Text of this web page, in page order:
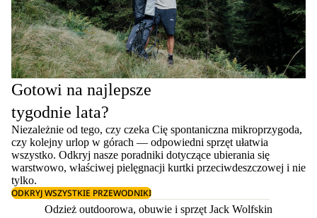
Gotowi na najlepsze
tygodnie lata?
Niezależnie od tego, czy czeka Cię spontaniczna mikroprzygoda,
czy kolejny urlop w górach — odpowiedni sprzęt ułatwia
wszystko. Odkryj nasze poradniki dotyczące ubierania się
warstwowo, właściwej pielęgnacji kurtki przeciwdeszczowej i nie
tylko.
ODKRYJ WSZYSTKIE PRZEWODNIKI
Odzież outdoorowa, obuwie i sprzęt Jack Wolfskin